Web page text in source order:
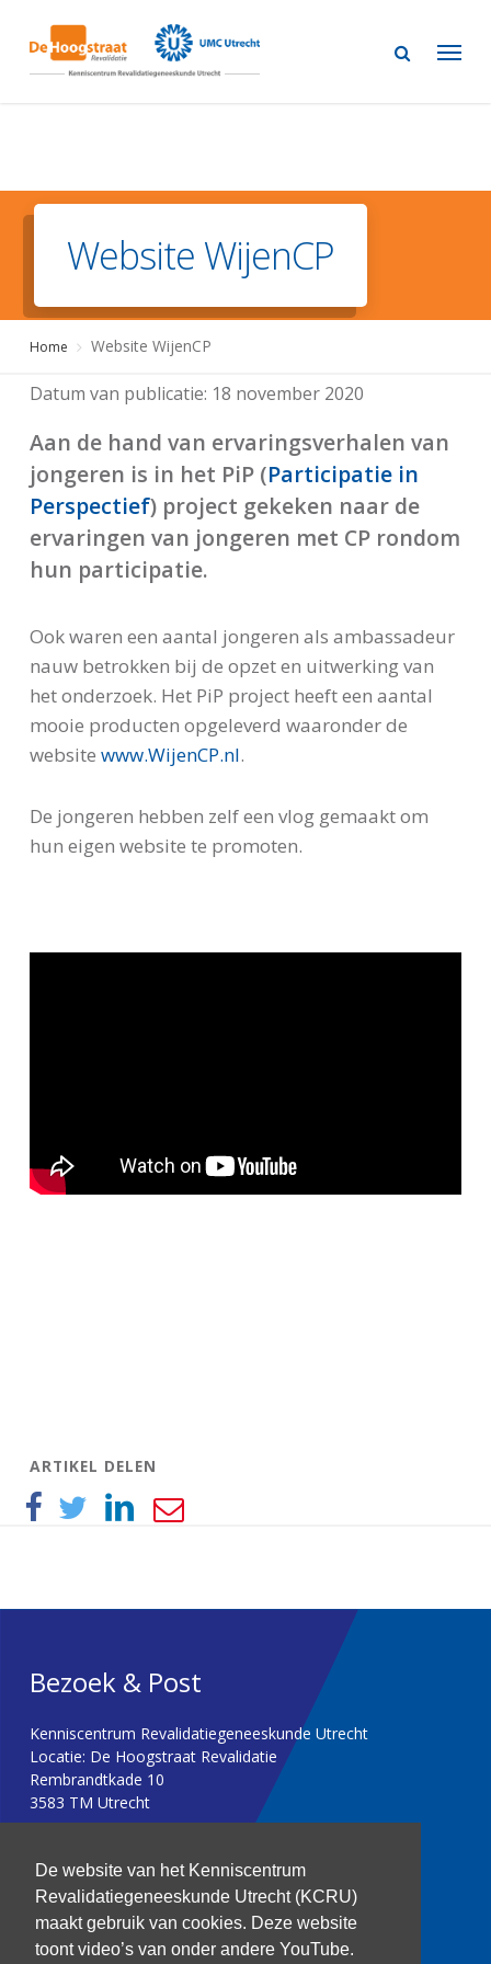
De website van het Kenniscentrum
Revalidatiegeneeskunde Utrecht (KCRU)
maakt gebruik van cookies. Deze website
toont video’s van onder andere YouTube.
main
Website WijenCP
Home Website WijenCP
Datum van publicatie: 18 november 2020
Aan de hand van ervaringsverhalen van
jongeren is in het PiP (Participatie in
Perspectief) project gekeken naar de
ervaringen van jongeren met CP rondom
hun participatie.
Ook waren een aantal jongeren als ambassadeur
nauw betrokken bij de opzet en uitwerking van
het onderzoek. Het PiP project heeft een aantal
mooie producten opgeleverd waaronder de
website www.WijenCP.nl.
De jongeren hebben zelf een vlog gemaakt om
hun eigen website te promoten.
ARTIKEL DELEN
Bezoek & Post
Kenniscentrum Revalidatiegeneeskunde Utrecht
Locatie: De Hoogstraat Revalidatie
Rembrandtkade 10
3583 TM Utrecht
kenniscentrum@dehoogstraat.nl